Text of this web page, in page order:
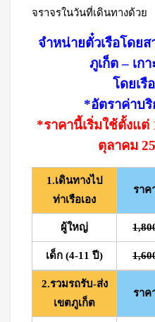
จราจรในวันที่เดินทางด้วย
จำหน่ายตั๋วเรือโดย
ภูเก็ต – เก
โดยเรื
*อัตราค่าบ
*ราคานี้เริ่มใช้ตั้งแต่
ตุลาคม
1.เดินทางไป
ท่าเรือเอง
ราค
ผู้ใหญ่
เด็ก (4-11 ปี)
2.รวมรถรับ-ส่ง
เขตภูเก็ต
ราค